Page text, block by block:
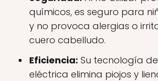
químicos, es seguro para
y no provoca alergias o
cuero cabelludo.
Eficiencia: Su tecnología
eléctrica elimina piojos y